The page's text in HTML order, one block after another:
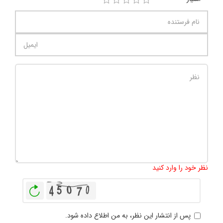
نظر خود را وارد کنید
پس از انتشار این نظر، به من اطلاع داده شود.